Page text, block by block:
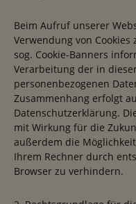
Beim Aufruf unserer
Verwendung von
sog. Cookie-Banners
Verarbeitung der in
personenbezogenen
Zusammenhang erfolgt
Datenschutzerklärung.
mit Wirkung für die
außerdem die
Ihrem Rechner durch
Browser zu verhindern.